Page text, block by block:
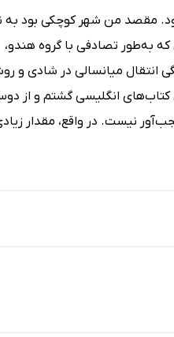
فوریه‌ی 2018 در حومه‌ی جنوب هند بود. مقصد من شهر کوچکی
که به‌طور تصادفی با گروه هندو،
انتقال میانسالی در شادی و
کتاب‌های انگلیسی گشتم و از
نیست. در واقع، مقدار